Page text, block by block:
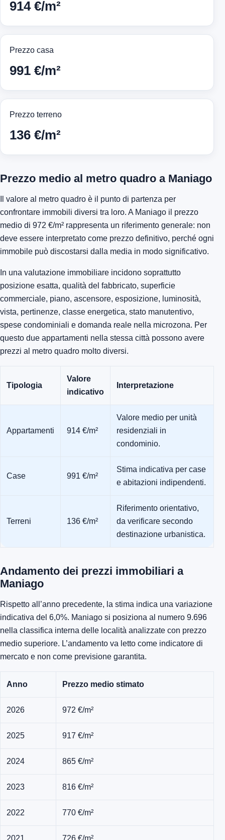
914 €/m²
Prezzo casa
991 €/m²
Prezzo terreno
136 €/m²
Prezzo medio al metro quadro a Maniago
Il valore al metro quadro è il punto di partenza per
confrontare immobili diversi tra loro. A Maniago il prezzo
medio di 972 €/m² rappresenta un riferimento generale: non
deve essere interpretato come prezzo definitivo, perché ogni
immobile può discostarsi dalla media in modo significativo.
In una valutazione immobiliare incidono soprattutto
posizione esatta, qualità del fabbricato, superficie
commerciale, piano, ascensore, esposizione, luminosità,
vista, pertinenze, classe energetica, stato manutentivo,
spese condominiali e domanda reale nella microzona. Per
questo due appartamenti nella stessa città possono avere
prezzi al metro quadro molto diversi.
Tipologia
Valore
indicativo
Interpretazione
Appartamenti 914 €/m²
Valore medio per unità
residenziali in
condominio.
Case 991 €/m²
Stima indicativa per case
e abitazioni indipendenti.
Terreni 136 €/m²
Riferimento orientativo,
da verificare secondo
destinazione urbanistica.
Andamento dei prezzi immobiliari a
Maniago
Rispetto all’anno precedente, la stima indica una variazione
indicativa del 6,0%. Maniago si posiziona al numero 9.696
nella classifica interna delle località analizzate con prezzo
medio superiore. L’andamento va letto come indicatore di
mercato e non come previsione garantita.
Anno Prezzo medio stimato
2026 972 €/m²
2025 917 €/m²
2024 865 €/m²
2023 816 €/m²
2022 770 €/m²